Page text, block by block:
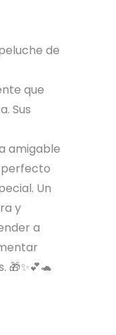
de
que
Sus
amigable
perfecto
Un
y
a